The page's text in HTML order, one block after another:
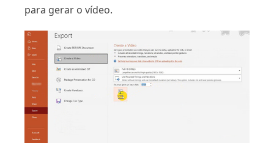
para gerar o vídeo.